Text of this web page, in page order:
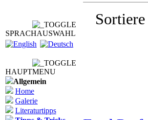
SPRACHAUSWAHL
HAUPTMENU
Allgemein
Home
Galerie
Literaturtipps